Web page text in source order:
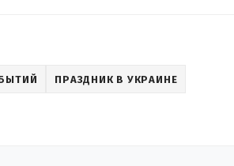
ПРАЗДНИК В УКРАИНЕ